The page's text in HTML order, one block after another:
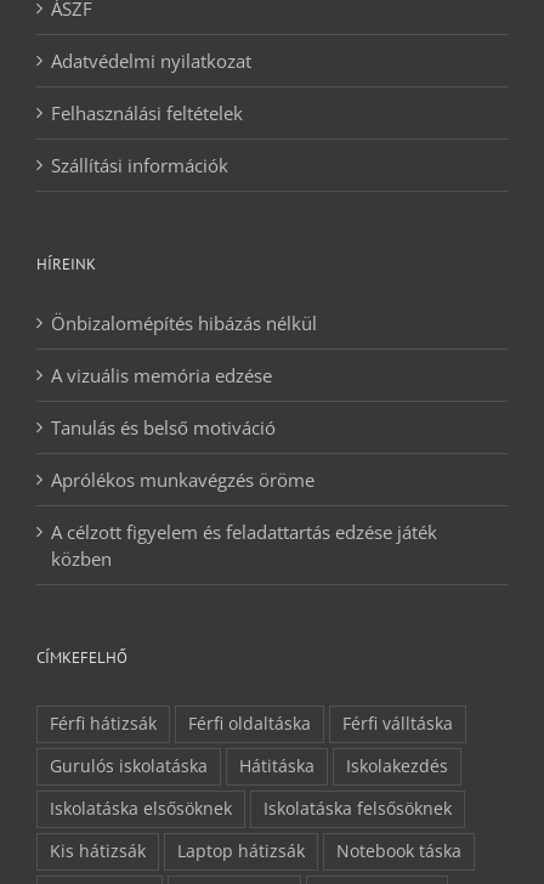
ÁSZF
Adatvédelmi nyilatkozat
Felhasználási feltételek
Szállítási információk
HÍREINK
Önbizalomépítés hibázás nélkül
A vizuális memória edzése
Tanulás és belső motiváció
Aprólékos munkavégzés öröme
A célzott figyelem és feladattartás edzése játék
közben
CÍMKEFELHŐ
Férfi hátizsák Férfi oldaltáska
Férfi válltáska
Gurulós iskolatáska
Hátitáska
Iskolakezdés
Iskolatáska elsősöknek
Iskolatáska felsősöknek
Kis hátizsák
Laptop hátizsák
Notebook táska